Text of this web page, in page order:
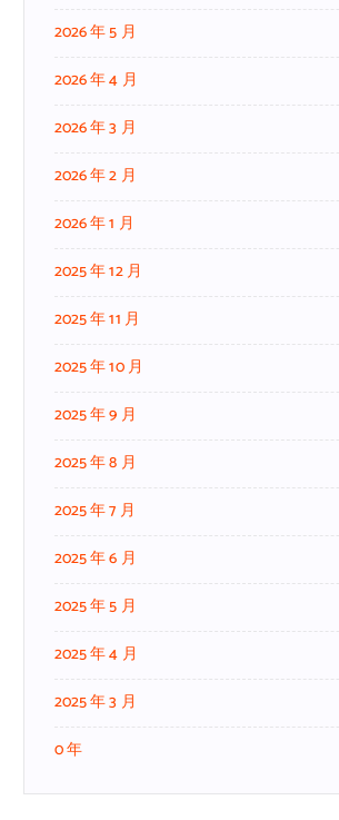
2026 年 5 月
2026 年 4 月
2026 年 3 月
2026 年 2 月
2026 年 1 月
2025 年 12 月
2025 年 11 月
2025 年 10 月
2025 年 9 月
2025 年 8 月
2025 年 7 月
2025 年 6 月
2025 年 5 月
2025 年 4 月
2025 年 3 月
0 年